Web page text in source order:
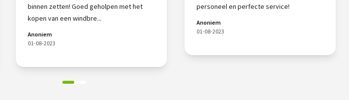
binnen zetten! Goed geholpen met het
kopen van een windbre...
Anoniem
01-08-2023
personeel en perfecte service!
Anoniem
01-08-2023